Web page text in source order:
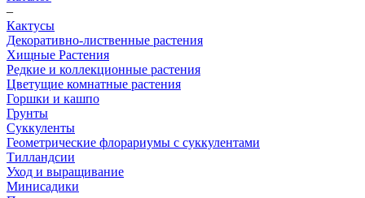
–
Кактусы
Декоративно-лиственные растения
Хищные Растения
Редкие и коллекционные растения
Цветущие комнатные растения
Горшки и кашпо
Грунты
Суккуленты
Геометрические флорариумы с суккулентами
Тилландсии
Уход и выращивание
Минисадики